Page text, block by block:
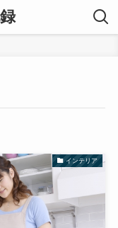
インテリア